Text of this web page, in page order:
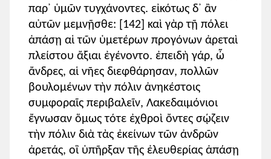
παρ᾽ ὑμῶν τυγχάνοντες. εἰκότως δ᾽ ἂν
αὐτῶν μεμνῇσθε: [142] καὶ γὰρ τῇ πόλει
ἁπάσῃ αἱ τῶν ὑμετέρων προγόνων ἀρεταὶ
πλείστου ἄξιαι ἐγένοντο. ἐπειδὴ γάρ, ὦ
ἄνδρες, αἱ νῆες διεφθάρησαν, πολλῶν
βουλομένων τὴν πόλιν ἀνηκέστοις
συμφοραῖς περιβαλεῖν, Λακεδαιμόνιοι
ἔγνωσαν ὅμως τότε ἐχθροὶ ὄντες σῴζειν
τὴν πόλιν διὰ τὰς ἐκείνων τῶν ἀνδρῶν
ἀρετάς, οἳ ὑπῆρξαν τῆς ἐλευθερίας ἁπάσῃ